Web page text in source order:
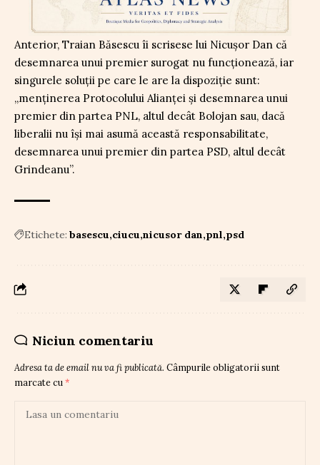
Anterior, Traian Băsescu îi scrisese lui Nicușor Dan că
desemnarea unui premier surogat nu funcționează, iar
singurele soluții pe care le are la dispoziție sunt:
„menținerea Protocolului Alianței și desemnarea unui
premier din partea PNL, altul decât Bolojan sau, dacă
liberalii nu își mai asumă această responsabilitate,
desemnarea unui premier din partea PSD, altul decât
Grindeanu”.
Etichete: basescu ciucu nicusor dan pnl psd
Niciun comentariu
Adresa ta de email nu va fi publicată. Câmpurile obligatorii sunt
marcate cu *